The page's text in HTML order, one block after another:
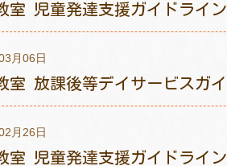
室 児童発達支援ガイドライン
月06日
室 放課後等デイサービスガ
月26日
室 児童発達支援ガイドライン